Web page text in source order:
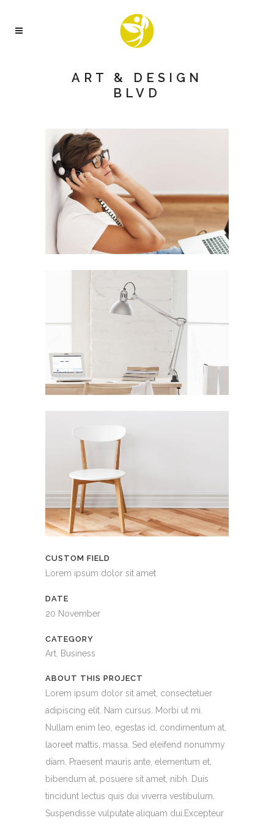
ART & DESIGN
BLVD
CUSTOM FIELD
Lorem ipsum dolor sit amet
DATE
20 November
CATEGORY
Art, Business
ABOUT THIS PROJECT
Lorem ipsum dolor sit amet, consectetuer
adipiscing elit. Nam cursus. Morbi ut mi.
Nullam enim leo, egestas id, condimentum at,
laoreet mattis, massa. Sed eleifend nonummy
diam. Praesent mauris ante, elementum et,
bibendum at, posuere sit amet, nibh. Duis
tincidunt lectus quis dui viverra vestibulum.
Suspendisse vulputate aliquam dui.Excepteur